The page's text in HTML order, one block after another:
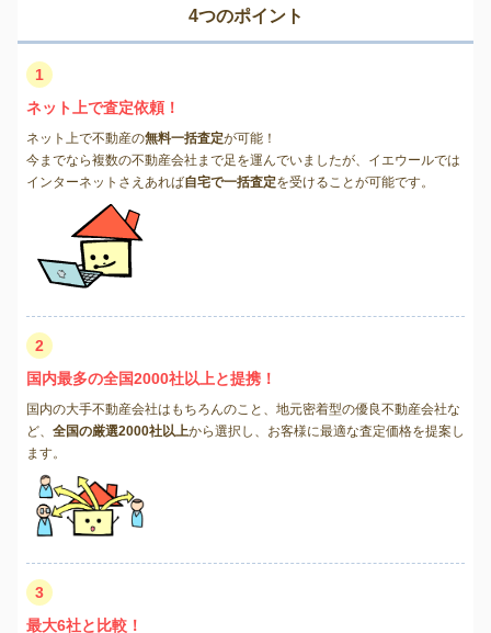
4つのポイント
1
ネット上で査定依頼！
ネット上で不動産の無料一括査定が可能！
今までなら複数の不動産会社まで足を運んでいましたが、イエウールでは
インターネットさえあれば自宅で一括査定を受けることが可能です。
2
国内最多の全国2000社以上と提携！
国内の大手不動産会社はもちろんのこと、地元密着型の優良不動産会社な
ど、 全国の厳選2000社以上から選択し、お客様に最適な査定価格を提案し
ます。
3
最大6社と比較！